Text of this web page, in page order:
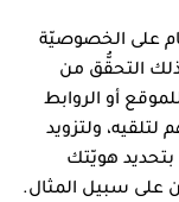
على الخصوصيّة
التحقُّق من
أو الروابط
لتلقيه، ولتزويد
بتحديد هويّتك
على سبيل المثال.